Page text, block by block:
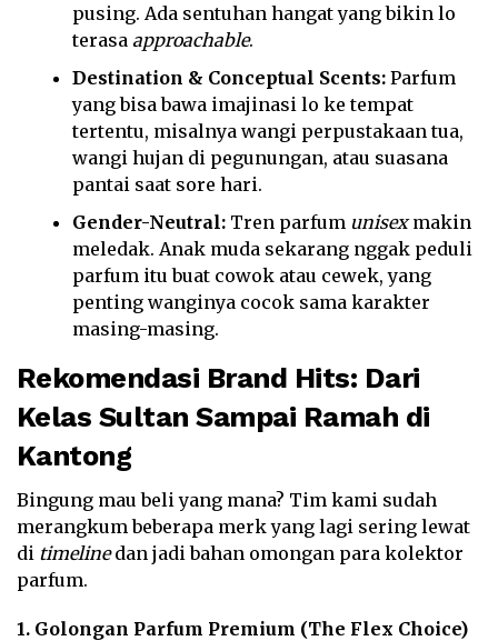
pusing. Ada sentuhan hangat yang bikin lo
terasa approachable.
Destination & Conceptual Scents: Parfum
yang bisa bawa imajinasi lo ke tempat
tertentu, misalnya wangi perpustakaan tua,
wangi hujan di pegunungan, atau suasana
pantai saat sore hari.
Gender-Neutral: Tren parfum unisexmakin
meledak. Anak muda sekarang nggak peduli
parfum itu buat cowok atau cewek, yang
penting wanginya cocok sama karakter
masing-masing.
Rekomendasi Brand Hits: Dari
Kelas Sultan Sampai Ramah di
Kantong
Bingung mau beli yang mana? Tim kami sudah
merangkum beberapa merk yang lagi sering lewat
di timelinedan jadi bahan omongan para kolektor
parfum.
1. Golongan Parfum Premium (The Flex Choice)